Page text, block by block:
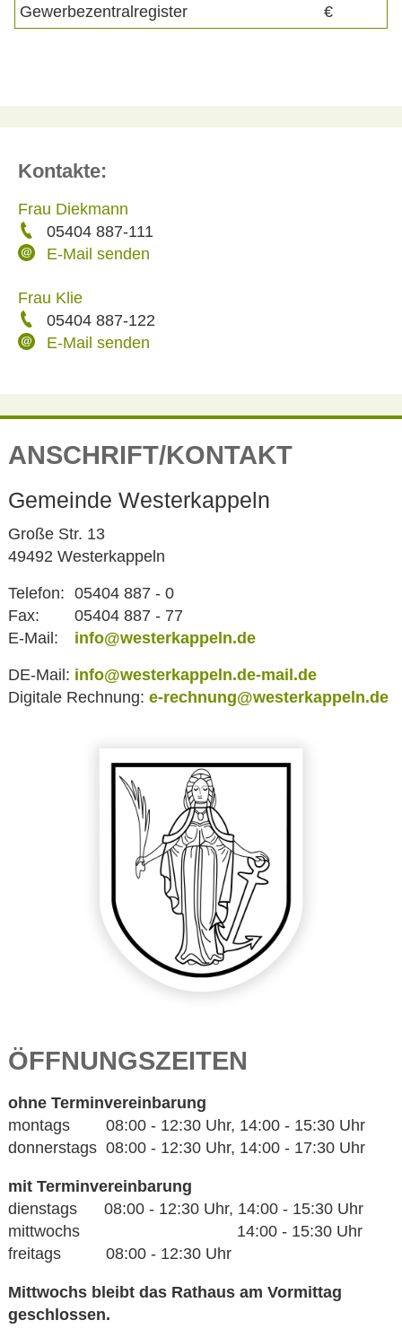
Gewerbezentralregister
€
Kontakte:
Frau Diekmann
05404 887-111
E-Mail senden
Frau Klie
05404 887-122
E-Mail senden
ANSCHRIFT/KONTAKT
Gemeinde Westerkappeln
Große Str. 13
49492 Westerkappeln
Telefon: 05404 887 - 0
Fax:
05404 887 - 77
E-Mail:
info@westerkappeln.de
DE-Mail: info@westerkappeln.de-mail.de
Digitale Rechnung: e-rechnung@westerkappeln.de
ÖFFNUNGSZEITEN
ohne Terminvereinbarung
montags 08:00 - 12:30 Uhr, 14:00 - 15:30 Uhr
donnerstags 08:00 - 12:30 Uhr, 14:00 - 17:30 Uhr
mit Terminvereinbarung
dienstags 08:00 - 12:30 Uhr, 14:00 - 15:30 Uhr
mittwochs 14:00 - 15:30 Uhr
freitags 08:00 - 12:30 Uhr
Mittwochs bleibt das Rathaus am Vormittag
geschlossen.